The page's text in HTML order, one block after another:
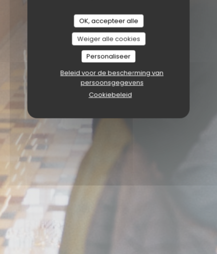
OK, accepteer alle
Weiger alle cookies
Personaliseer
Beleid voor de bescherming van
persoonsgegevens
Cookiebeleid